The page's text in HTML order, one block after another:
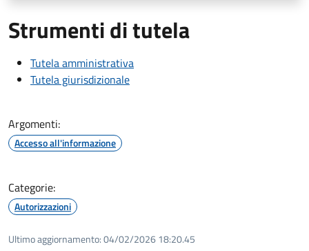
Strumenti di tutela
Tutela amministrativa
Tutela giurisdizionale
Argomenti:
Accesso all'informazione
Categorie:
Autorizzazioni
Ultimo aggiornamento:04/02/2026 18:20.45